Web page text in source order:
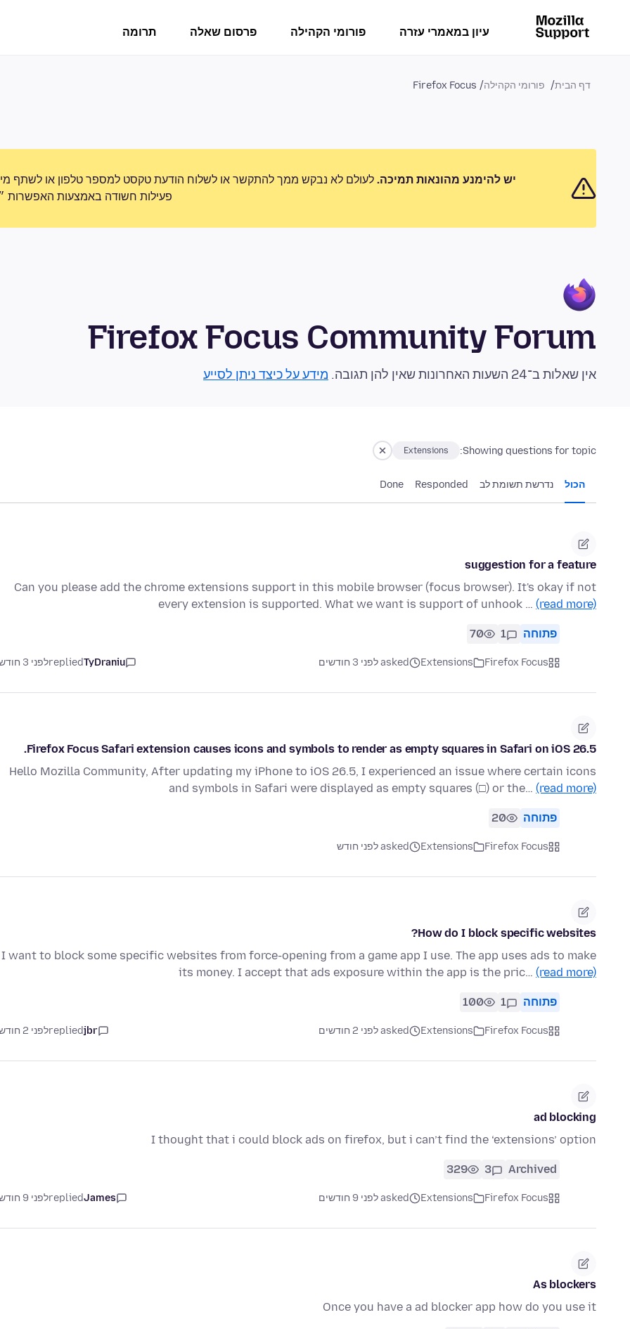
עיון במאמרי עזרה פורומי הקהילה פרסום שאלה תרומה
דף הבית פורומי הקהילה Firefox Focus
יש להימנע מהונאות תמיכה. לעולם לא נבקש ממך להתקשר או לשלוח הודעת טקסט למספר טלפון או לשתף
פעילות חשודה באמצעות האפשרות
Firefox Focus Community Forum
אין שאלות ב־24 השעות האחרונות שאין להן תגובה. מידע על כיצד ניתן לסייע
Showing questions for topic:
Extensions
הכול נדרשת תשומת לב Responded
Done
suggestion for a feature
Can you please add the chrome extensions support in this mobile browser (focus browser). It's okay if not
every extension is supported. What we want is support of unhook … (read more)
פתוחה 1
70
Firefox Focus
Extensions asked לפני 3 חודשים TyDraniu
repliedלפני 3 חודשים
Firefox Focus Safari extension causes icons and symbols to render as empty squares in Safari on iOS 26.5.
Hello Mozilla Community, After updating my iPhone to iOS 26.5, I experienced an issue where certain icons
and symbols in Safari were displayed as empty squares (□) or the… (read more)
פתוחה 20
Firefox Focus
Extensions asked לפני חודש
How do I block specific websites?
I want to block some specific websites from force-opening from a game app I use. The app uses ads to make
its money. I accept that ads exposure within the app is the pric… (read more)
פתוחה 1
100
Firefox Focus
Extensions asked לפני 2 חודשים jbr
repliedלפני 2 חודשים
ad blocking
I thought that i could block ads on firefox, but i can’t find the ‘extensions’ option
Archived
3
329
Firefox Focus
Extensions asked לפני 9 חודשים James
repliedלפני 9 חודשים
As blockers
Once you have a ad blocker app how do you use it